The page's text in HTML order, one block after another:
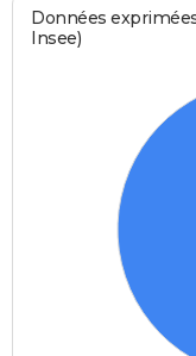
Données
Insee)